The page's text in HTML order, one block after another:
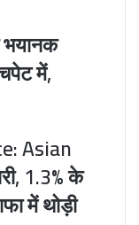
में,
Asian
1.3% के
में थोड़ी